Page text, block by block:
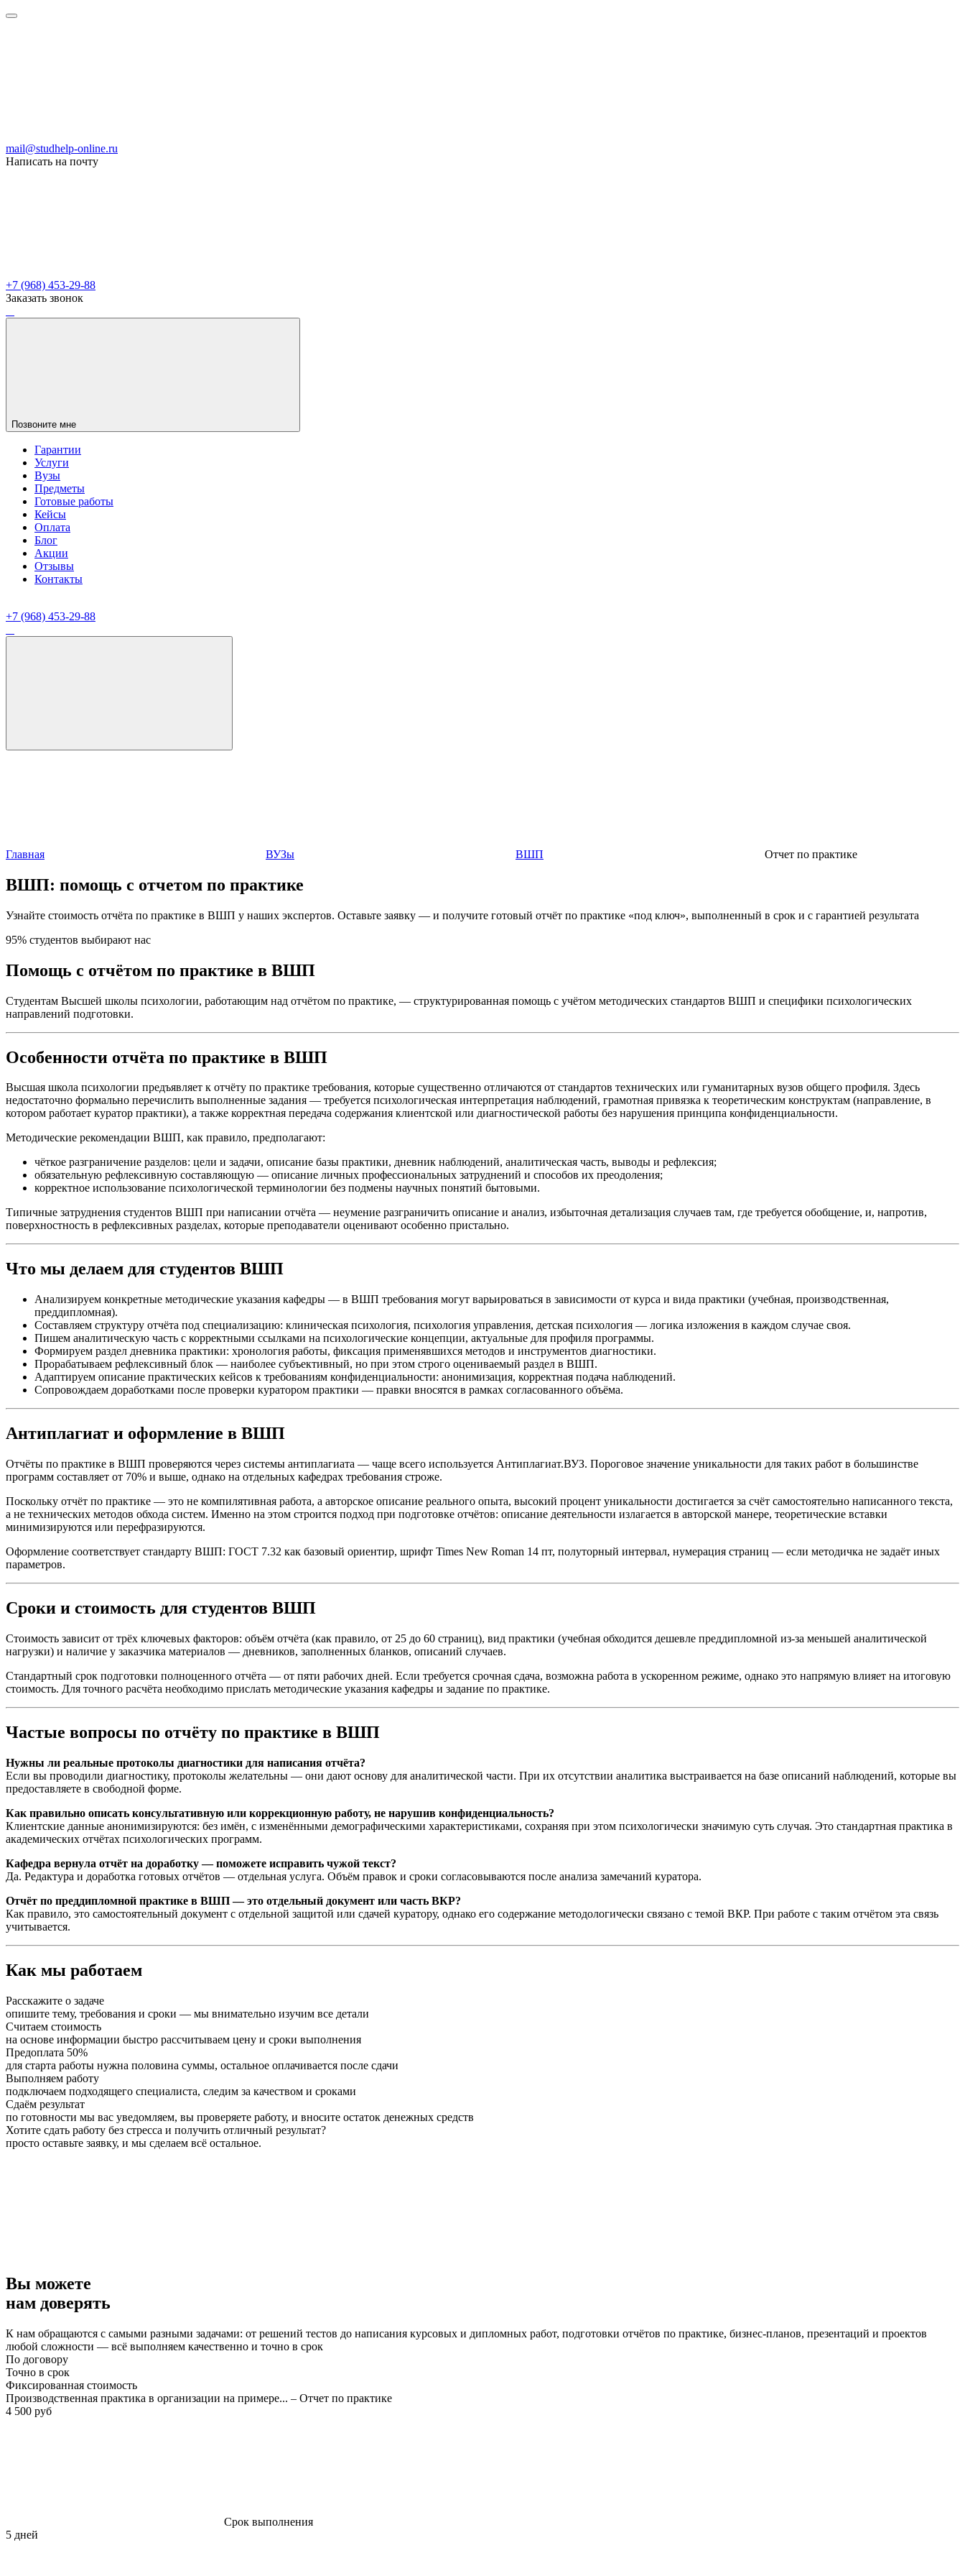
mail@studhelp-online.ru
Написать на почту
+7 (968) 453-29-88
Заказать звонок
Позвоните мне
Гарантии
Услуги
Вузы
Предметы
Готовые работы
Кейсы
Оплата
Блог
Акции
Отзывы
Контакты
+7 (968) 453-29-88
Главная ВУЗы ВШП Отчет по практике
ВШП: помощь с отчетом по практике
Узнайте стоимость отчёта по практике в ВШП у наших экспертов. Оставьте заявку — и получите готовый отчёт по практике «под ключ», выполненный в срок и с гарантией результата
95% студентов выбирают нас
Помощь с отчётом по практике в ВШП
Студентам Высшей школы психологии, работающим над отчётом по практике, — структурированная помощь с учётом методических стандартов ВШП и специфики психологических
направлений подготовки.
Особенности отчёта по практике в ВШП
Высшая школа психологии предъявляет к отчёту по практике требования, которые существенно отличаются от стандартов технических или гуманитарных вузов общего профиля. Здесь
недостаточно формально перечислить выполненные задания — требуется психологическая интерпретация наблюдений, грамотная привязка к теоретическим конструктам (направление, в
котором работает куратор практики), а также корректная передача содержания клиентской или диагностической работы без нарушения принципа конфиденциальности.
Методические рекомендации ВШП, как правило, предполагают:
чёткое разграничение разделов: цели и задачи, описание базы практики, дневник наблюдений, аналитическая часть, выводы и рефлексия;
обязательную рефлексивную составляющую — описание личных профессиональных затруднений и способов их преодоления;
корректное использование психологической терминологии без подмены научных понятий бытовыми.
Типичные затруднения студентов ВШП при написании отчёта — неумение разграничить описание и анализ, избыточная детализация случаев там, где требуется обобщение, и, напротив,
поверхностность в рефлексивных разделах, которые преподаватели оценивают особенно пристально.
Что мы делаем для студентов ВШП
Анализируем конкретные методические указания кафедры — в ВШП требования могут варьироваться в зависимости от курса и вида практики (учебная, производственная,
преддипломная).
Составляем структуру отчёта под специализацию: клиническая психология, психология управления, детская психология — логика изложения в каждом случае своя.
Пишем аналитическую часть с корректными ссылками на психологические концепции, актуальные для профиля программы.
Формируем раздел дневника практики: хронология работы, фиксация применявшихся методов и инструментов диагностики.
Прорабатываем рефлексивный блок — наиболее субъективный, но при этом строго оцениваемый раздел в ВШП.
Адаптируем описание практических кейсов к требованиям конфиденциальности: анонимизация, корректная подача наблюдений.
Сопровождаем доработками после проверки куратором практики — правки вносятся в рамках согласованного объёма.
Антиплагиат и оформление в ВШП
Отчёты по практике в ВШП проверяются через системы антиплагиата — чаще всего используется Антиплагиат.ВУЗ. Пороговое значение уникальности для таких работ в большинстве
программ составляет от 70% и выше, однако на отдельных кафедрах требования строже.
Поскольку отчёт по практике — это не компилятивная работа, а авторское описание реального опыта, высокий процент уникальности достигается за счёт самостоятельно написанного текста,
а не технических методов обхода систем. Именно на этом строится подход при подготовке отчётов: описание деятельности излагается в авторской манере, теоретические вставки
минимизируются или перефразируются.
Оформление соответствует стандарту ВШП: ГОСТ 7.32 как базовый ориентир, шрифт Times New Roman 14 пт, полуторный интервал, нумерация страниц — если методичка не задаёт иных
параметров.
Сроки и стоимость для студентов ВШП
Стоимость зависит от трёх ключевых факторов: объём отчёта (как правило, от 25 до 60 страниц), вид практики (учебная обходится дешевле преддипломной из-за меньшей аналитической
нагрузки) и наличие у заказчика материалов — дневников, заполненных бланков, описаний случаев.
Стандартный срок подготовки полноценного отчёта — от пяти рабочих дней. Если требуется срочная сдача, возможна работа в ускоренном режиме, однако это напрямую влияет на итоговую
стоимость. Для точного расчёта необходимо прислать методические указания кафедры и задание по практике.
Частые вопросы по отчёту по практике в ВШП
Нужны ли реальные протоколы диагностики для написания отчёта?
Если вы проводили диагностику, протоколы желательны — они дают основу для аналитической части. При их отсутствии аналитика выстраивается на базе описаний наблюдений, которые вы
предоставляете в свободной форме.
Как правильно описать консультативную или коррекционную работу, не нарушив конфиденциальность?
Клиентские данные анонимизируются: без имён, с изменёнными демографическими характеристиками, сохраняя при этом психологически значимую суть случая. Это стандартная практика в
академических отчётах психологических программ.
Кафедра вернула отчёт на доработку — поможете исправить чужой текст?
Да. Редактура и доработка готовых отчётов — отдельная услуга. Объём правок и сроки согласовываются после анализа замечаний куратора.
Отчёт по преддипломной практике в ВШП — это отдельный документ или часть ВКР?
Как правило, это самостоятельный документ с отдельной защитой или сдачей куратору, однако его содержание методологически связано с темой ВКР. При работе с таким отчётом эта связь
учитывается.
Как мы работаем
Расскажите о задаче
опишите тему, требования и сроки — мы внимательно изучим все детали
Считаем стоимость
на основе информации быстро рассчитываем цену и сроки выполнения
Предоплата 50%
для старта работы нужна половина суммы, остальное оплачивается после сдачи
Выполняем работу
подключаем подходящего специалиста, следим за качеством и сроками
Сдаём результат
по готовности мы вас уведомляем, вы проверяете работу, и вносите остаток денежных средств
Хотите сдать работу без стресса и получить отличный результат?
просто оставьте заявку, и мы сделаем всё остальное.
Вы можете
нам доверять
К нам обращаются с самыми разными задачами: от решений тестов до написания курсовых и дипломных работ, подготовки отчётов по практике, бизнес-планов, презентаций и проектов
любой сложности — всё выполняем качественно и точно в срок
По договору
Точно в срок
Фиксированная стоимость
Производственная практика в организации на примере... – Отчет по практике
4 500 руб
Срок выполнения
5 дней